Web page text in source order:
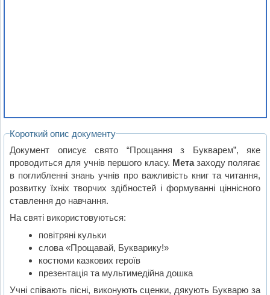
Короткий опис документу
Документ описує свято “Прощання з Букварем”, яке
проводиться для учнів першого класу. Метазаходу полягає
в поглибленні знань учнів про важливість книг та читання,
розвитку їхніх творчих здібностей і формуванні ціннісного
ставлення до навчання.
На святі використовуються:
повітряні кульки
слова «Прощавай, Букварику!»
костюми казкових героїв
презентація та мультимедійна дошка
Учні співають пісні, виконують сценки, дякують Букварю за